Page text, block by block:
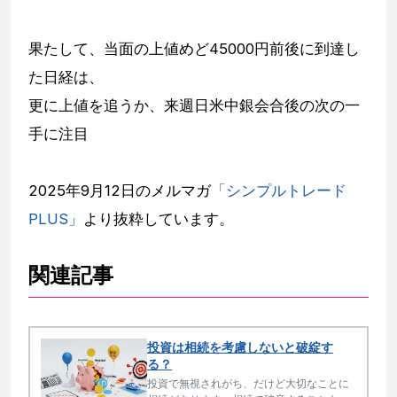
果たして、当面の上値めど45000円前後に到達し
た日経は、
更に上値を追うか、来週日米中銀会合後の次の一
手に注目
2025年9月12日のメルマガ「シンプルトレード
PLUS」 より抜粋しています。
関連記事
投資は相続を考慮しないと破綻す
る？
投資で無視されがち、だけど大切なことに